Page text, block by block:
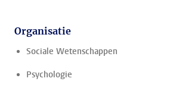
Organisatie
Sociale Wetenschappen
Psychologie